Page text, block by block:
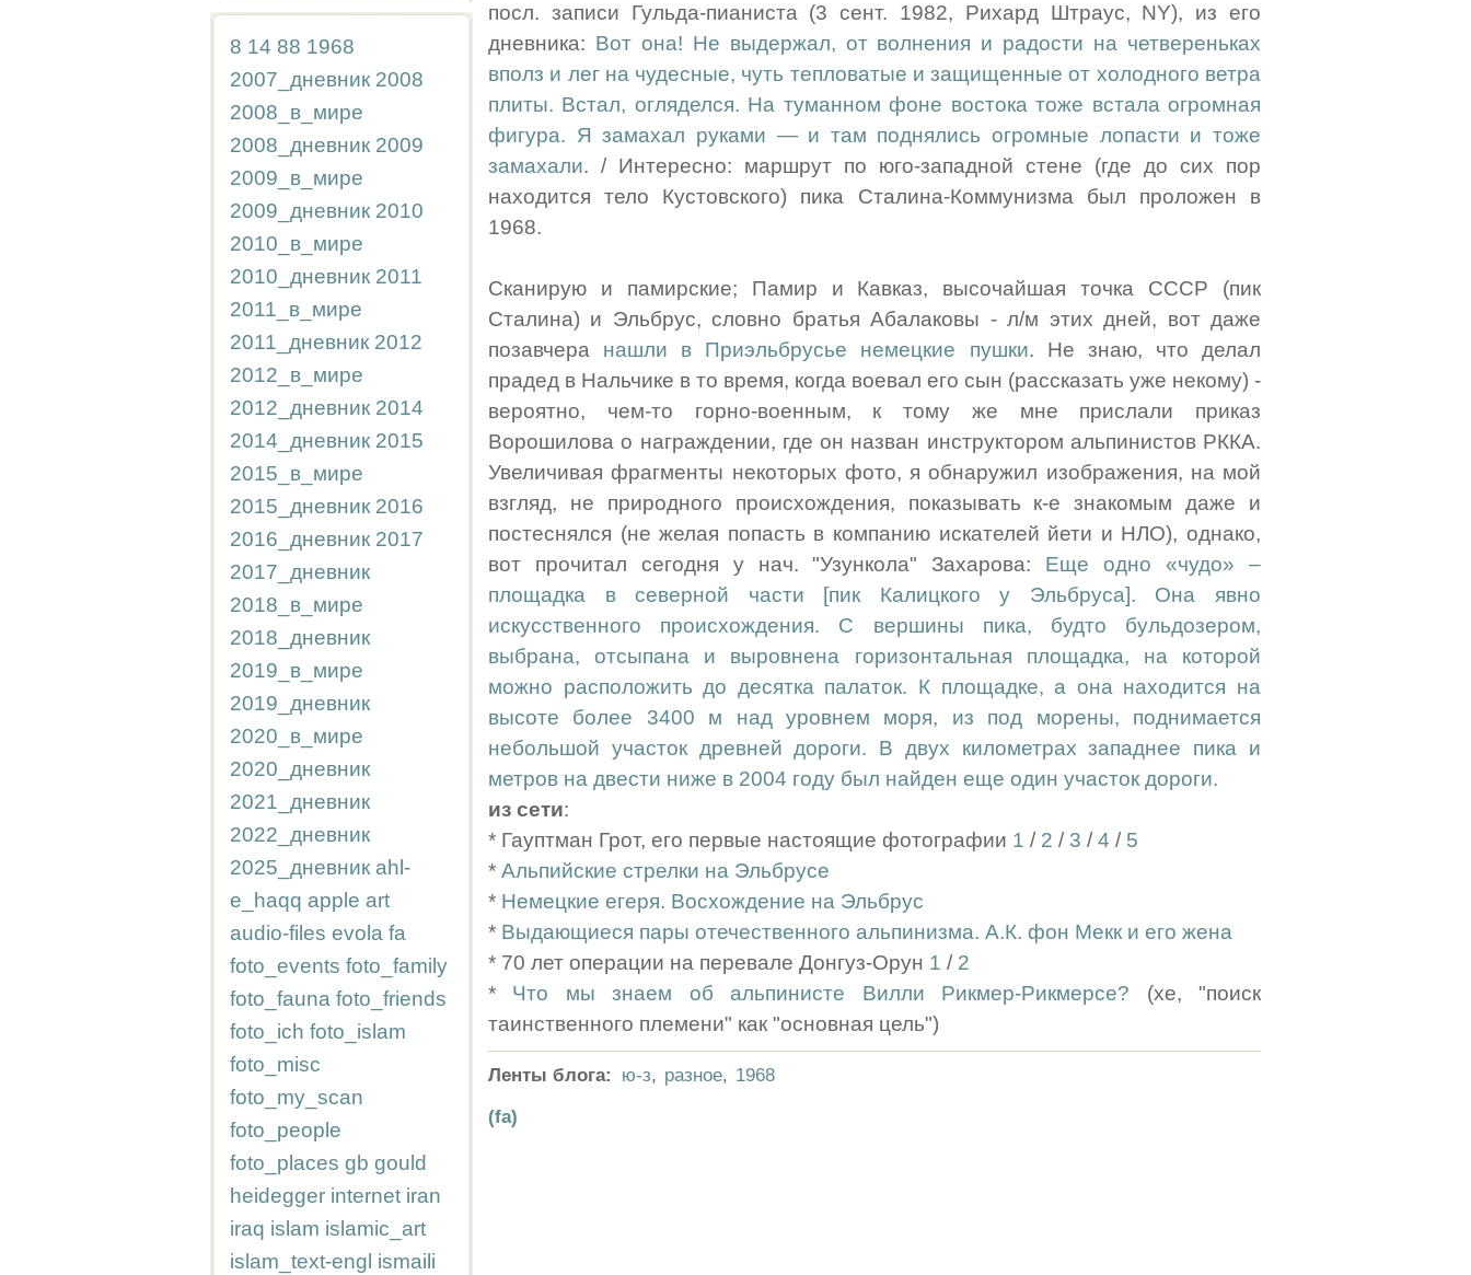
8 14 88 1968
2007_дневник 2008
2008_в_мире
2008_дневник 2009
2009_в_мире
2009_дневник 2010
2010_в_мире
2010_дневник 2011
2011_в_мире
2011_дневник 2012
2012_в_мире
2012_дневник 2014
2014_дневник 2015
2015_в_мире
2015_дневник 2016
2016_дневник 2017
2017_дневник
2018_в_мире
2018_дневник
2019_в_мире
2019_дневник
2020_в_мире
2020_дневник
2021_дневник
2022_дневник
2025_дневник ahl-
e_haqq apple art
audio-files evola fa
foto_events foto_family
foto_fauna foto_friends
foto_ich foto_islam
foto_misc
foto_my_scan
foto_people
foto_places gb gould
heidegger internet iran
iraq islam islamic_art
islam_text-engl ismaili
посл. записи Гульда-пианиста (3 сент. 1982, Рихард Штраус, NY), из его
дневника: Вот она! Не выдержал, от волнения и радости на четвереньках
вполз и лег на чудесные, чуть тепловатые и защищенные от холодного ветра
плиты. Встал, огляделся. На туманном фоне востока тоже встала огромная
фигура. Я замахал руками — и там поднялись огромные лопасти и тоже
замахали. / Интересно: маршрут по юго-западной стене (где до сих пор
находится тело Кустовского) пика Сталина-Коммунизма был проложен в
1968.
Сканирую и памирские; Памир и Кавказ, высочайшая точка СССР (пик
Сталина) и Эльбрус, словно братья Абалаковы - л/м этих дней, вот даже
позавчера нашли в Приэльбрусье немецкие пушки. Не знаю, что делал
прадед в Нальчике в то время, когда воевал его сын (рассказать уже некому) -
вероятно, чем-то горно-военным, к тому же мне прислали приказ
Ворошилова о награждении, где он назван инструктором альпинистов РККА.
Увеличивая фрагменты некоторых фото, я обнаружил изображения, на мой
взгляд, не природного происхождения, показывать к-е знакомым даже и
постеснялся (не желая попасть в компанию искателей йети и НЛО), однако,
вот прочитал сегодня у нач. "Узункола" Захарова: Еще одно «чудо» –
площадка в северной части [пик Калицкого у Эльбруса]. Она явно
искусственного происхождения. С вершины пика, будто бульдозером,
выбрана, отсыпана и выровнена горизонтальная площадка, на которой
можно расположить до десятка палаток. К площадке, а она находится на
высоте более 3400 м над уровнем моря, из под морены, поднимается
небольшой участок древней дороги. В двух километрах западнее пика и
метров на двести ниже в 2004 году был найден еще один участок дороги.
из сети:
* Гауптман Грот, его первые настоящие фотографии 1 / 2 / 3 / 4 / 5
* Альпийские стрелки на Эльбрусе
* Немецкие егеря. Восхождение на Эльбрус
* Выдающиеся пары отечественного альпинизма. А.К. фон Мекк и его жена
* 70 лет операции на перевале Донгуз-Орун 1 / 2
* Что мы знаем об альпинисте Вилли Рикмер-Рикмерсе? (хе, "поиск
таинственного племени" как "основная цель")
Ленты блога: ю-з, разное, 1968
(fa)